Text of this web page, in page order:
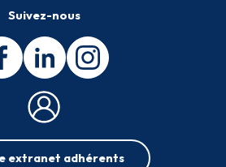
Suivez-nous
extranet adhérents